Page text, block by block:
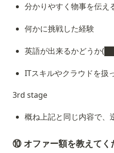
分かりやすく物事を伝え
何かに挑戦した経験
英語が出来るかどうか
ITスキルやクラウドを扱
3rd stage
概ね上記と同じ内容で、
⑩ オファー額を教えてく